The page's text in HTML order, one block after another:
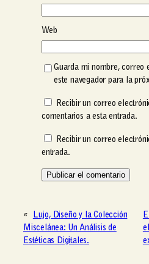
Web
Guarda mi nombre, correo
este navegador para la
Recibir un correo
comentarios a esta entrada.
Recibir un correo
entrada.
«
Lujo, Diseño y la Colección
Miscelánea: Un Análisis de
Estéticas Digitales.